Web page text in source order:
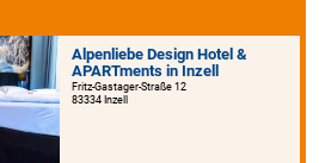
Alpenliebe Design Hotel &
APARTments in Inzell
Fritz-Gastager-Straße 12
83334 Inzell